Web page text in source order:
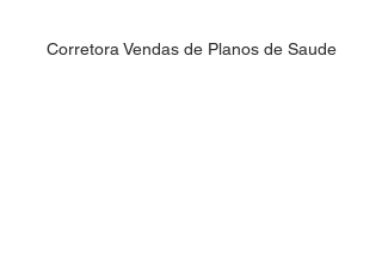
Corretora Vendas de Planos de Saude